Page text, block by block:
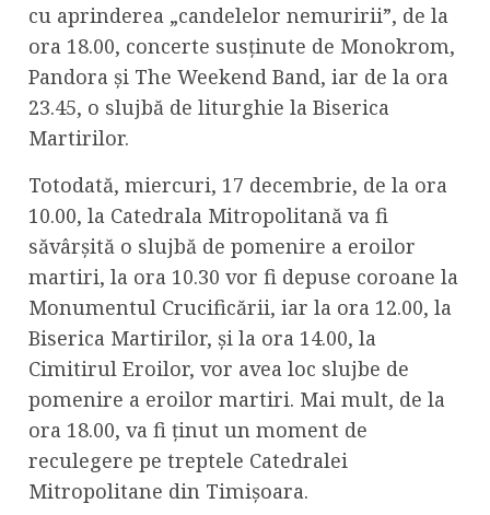
cu aprinderea „candelelor nemuririi”, de la
ora 18.00, concerte susținute de Monokrom,
Pandora și The Weekend Band, iar de la ora
23.45, o slujbă de liturghie la Biserica
Martirilor.
Totodată, miercuri, 17 decembrie, de la ora
10.00, la Catedrala Mitropolitană va fi
săvârșită o slujbă de pomenire a eroilor
martiri, la ora 10.30 vor fi depuse coroane la
Monumentul Crucificării, iar la ora 12.00, la
Biserica Martirilor, și la ora 14.00, la
Cimitirul Eroilor, vor avea loc slujbe de
pomenire a eroilor martiri. Mai mult, de la
ora 18.00, va fi ținut un moment de
reculegere pe treptele Catedralei
Mitropolitane din Timișoara.